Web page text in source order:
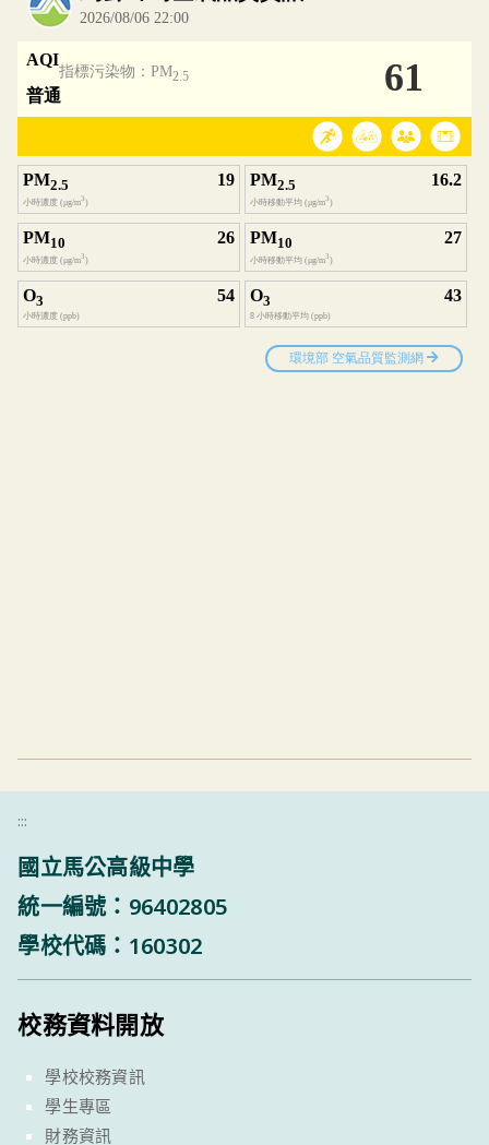
:::
國立馬公高級中學
統一編號：96402805
學校代碼：160302
校務資料開放
學校校務資訊
學生專區
財務資訊